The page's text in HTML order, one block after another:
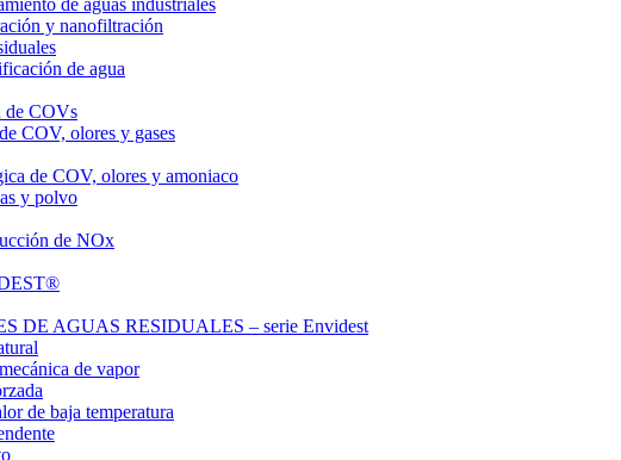
de aguas industriales
y nanofiltración
de agua
de COVs
COV, olores y gases
de COV, olores y amoniaco
y polvo
de NOx
DE AGUAS RESIDUALES – serie Envidest
de vapor
de baja temperatura